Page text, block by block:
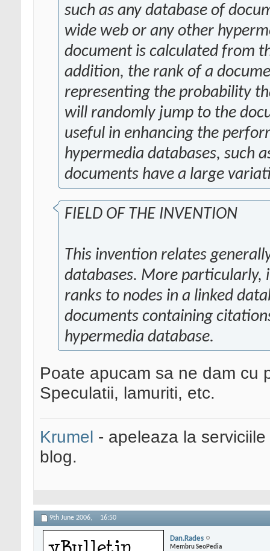
such as any database of
wide web or any other
document is calculated from
addition, the rank of a
representing the probability
will randomly jump to the
useful in enhancing the
hypermedia databases, such
documents have a large
FIELD OF THE INVENTION
This invention relates
databases. More particularly,
ranks to nodes in a linked
documents containing
hypermedia database.
Poate apucam sa ne dam cu
Speculatii, lamuriti, etc.
Krumel - apeleaza la
blog.
9th June 2006, 16:50
Dan.Rades
Membru SeoPedia